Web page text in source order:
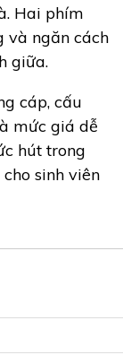
Hai phím
và ngăn cách
giữa.
cáp, cấu
mức giá dễ
hút trong
sinh viên